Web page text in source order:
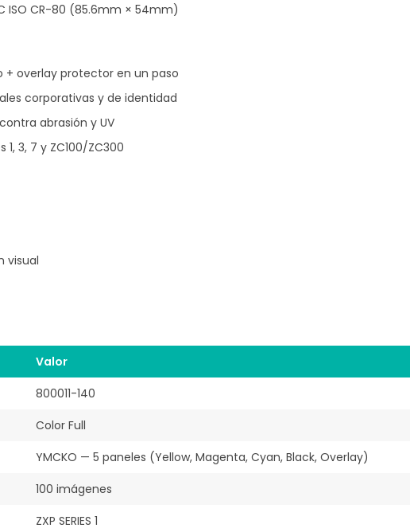
ISO CR-80 (85.6mm × 54mm)
+ overlay protector en un paso
corporativas y de identidad
abrasión y UV
3, 7 y ZC100/ZC300
visual
Valor
800011-140
Color Full
YMCKO — 5 paneles (Yellow, Magenta, Cyan, Black, Overlay)
100 imágenes
ZXP SERIES 1